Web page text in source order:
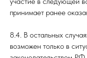
принимает ранее
8.4. В остальных
возможен только в